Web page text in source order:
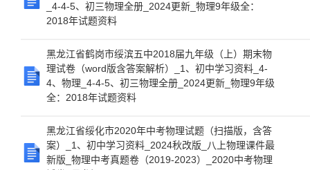
_4-4-5、初三物理全册_2024更新_物理9年级全：
2018年试题资料
黑龙江省鹤岗市绥滨五中2018届九年级（上）期末物
理试卷（word版含答案解析）_1、初中学习资料_4-
4、物理_4-4-5、初三物理全册_2024更新_物理9年级
全：2018年试题资料
黑龙江省绥化市2020年中考物理试题（扫描版，含答
案）_1、初中学习资料_2024秋改版_八上物理课件最
新版_物理中考真题卷（2019-2023）_2020中考物理